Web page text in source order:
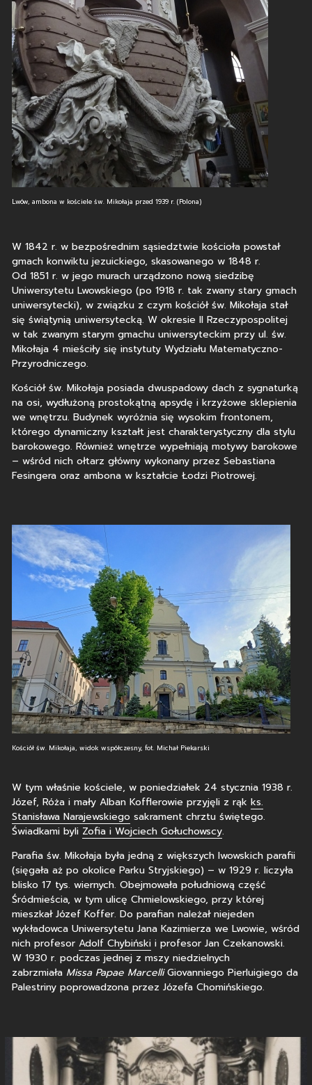
Lwów, ambona w kościele św. Mikołaja przed 1939 r. (Polona)
W 1842 r. w bezpośrednim sąsiedztwie kościoła powstał
gmach konwiktu jezuickiego, skasowanego w 1848 r.
Od 1851 r. w jego murach urządzono nową siedzibę
Uniwersytetu Lwowskiego (po 1918 r. tak zwany stary gmach
uniwersytecki), w związku z czym kościół św. Mikołaja stał
się świątynią uniwersytecką. W okresie II Rzeczypospolitej
w tak zwanym starym gmachu uniwersyteckim przy ul. św.
Mikołaja 4 mieściły się instytuty Wydziału Matematyczno-
Przyrodniczego.
Kościół św. Mikołaja posiada dwuspadowy dach z sygnaturką
na osi, wydłużoną prostokątną apsydę i krzyżowe sklepienia
we wnętrzu. Budynek wyróżnia się wysokim frontonem,
którego dynamiczny kształt jest charakterystyczny dla stylu
barokowego. Również wnętrze wypełniają motywy barokowe
– wśród nich ołtarz główny wykonany przez Sebastiana
Fesingera oraz ambona w kształcie Łodzi Piotrowej.
Kościół św. Mikołaja, widok współczesny, fot. Michał Piekarski
W tym właśnie kościele, w poniedziałek 24 stycznia 1938 r.
Józef, Róża i mały Alban Kofflerowie przyjęli z rąk ks.
Stanisława Narajewskiego sakrament chrztu świętego.
Świadkami byli Zofia i Wojciech Gołuchowscy.
Parafia św. Mikołaja była jedną z większych lwowskich parafii
(sięgała aż po okolice Parku Stryjskiego) – w 1929 r. liczyła
blisko 17 tys. wiernych. Obejmowała południową część
Śródmieścia, w tym ulicę Chmielowskiego, przy której
mieszkał Józef Koffer. Do parafian należał niejeden
wykładowca Uniwersytetu Jana Kazimierza we Lwowie, wśród
nich profesor Adolf Chybińskii profesor Jan Czekanowski.
W 1930 r. podczas jednej z mszy niedzielnych
zabrzmiała Missa Papae MarcelliGiovanniego Pierluigiego da
Palestriny poprowadzona przez Józefa Chomińskiego.